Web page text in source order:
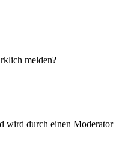
melden?
wird durch einen Moderator